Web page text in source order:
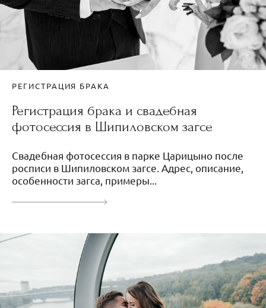
РЕГИСТРАЦИЯ БРАКА
Регистрация брака и свадебная
фотосессия в Шипиловском загсе
Свадебная фотосессия в парке Царицыно после
росписи в Шипиловском загсе. Адрес, описание,
особенности загса, примеры...